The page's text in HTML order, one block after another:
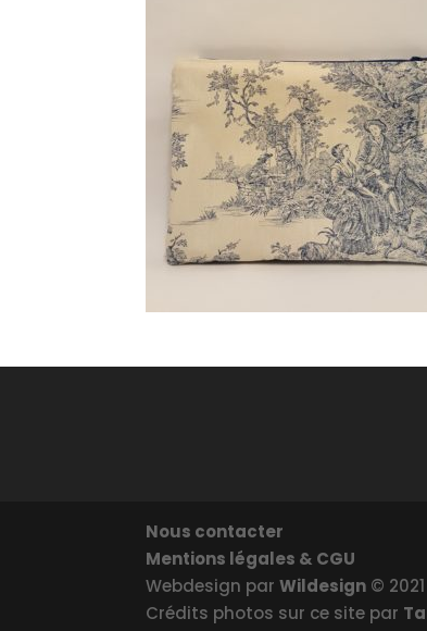
Nous contacter
Mentions légales & CGU
Webdesign parWildesign ©
Crédits photos sur ce site par